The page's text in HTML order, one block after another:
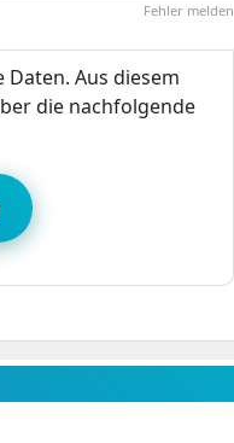
Fehler melden
Aus diesem
die nachfolgende